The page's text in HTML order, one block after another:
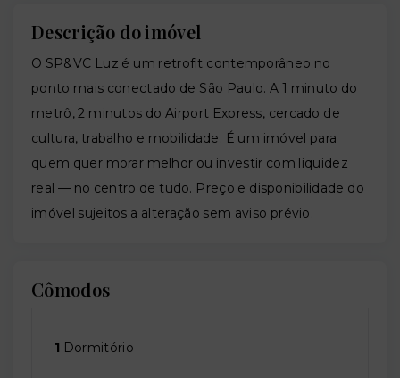
Descrição do imóvel
O SP&VC Luz é um retrofit contemporâneo no
ponto mais conectado de São Paulo. A 1 minuto do
metrô, 2 minutos do Airport Express, cercado de
cultura, trabalho e mobilidade. É um imóvel para
quem quer morar melhor ou investir com liquidez
real — no centro de tudo. Preço e disponibilidade do
imóvel sujeitos a alteração sem aviso prévio.
Cômodos
1 Dormitório